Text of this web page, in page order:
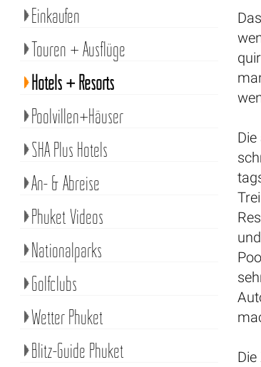
Einkaufen
Touren + Ausflüge
Hotels + Resorts
Poolvillen+Häuser
SHA Plus Hotels
An- & Abreise
Phuket Videos
Nationalparks
Golfclubs
Wetter Phuket
Blitz-Guide Phuket